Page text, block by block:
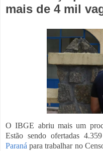
mais de 4 mil
O IBGE abriu mais um
Estão sendo ofertadas
Paraná para trabalhar no